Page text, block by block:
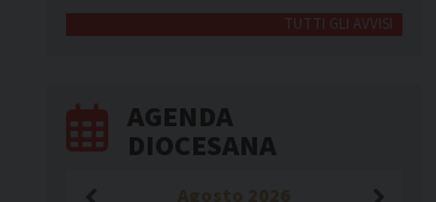
TUTTI GLI AVVISI
AGENDA
DIOCESANA